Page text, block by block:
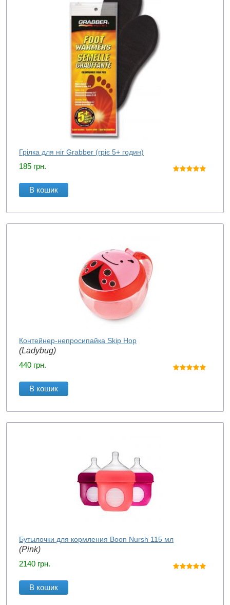
Грілка для ніг Grabber (гріє 5+ годин)
185 грн.
В кошик
Контейнер-непросипайка Skip Hop
(Ladybug)
440 грн.
В кошик
Бутылочки для кормления Boon Nursh 115 мл
(Pink)
2140 грн.
В кошик